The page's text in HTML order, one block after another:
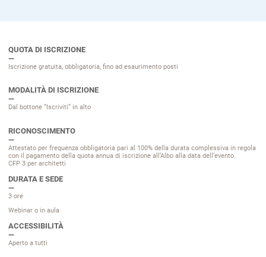
QUOTA DI ISCRIZIONE
Iscrizione gratuita, obbligatoria, fino ad esaurimento posti
MODALITÀ DI ISCRIZIONE
Dal bottone “Iscriviti” in alto
RICONOSCIMENTO
Attestato per frequenza obbligatoria pari al 100% della durata complessiva in regola
con il pagamento della quota annua di iscrizione all’Albo alla data dell’evento.
CFP 3 per architetti
DURATA E SEDE
3 ore
Webinar o in aula
ACCESSIBILITÀ
Aperto a tutti